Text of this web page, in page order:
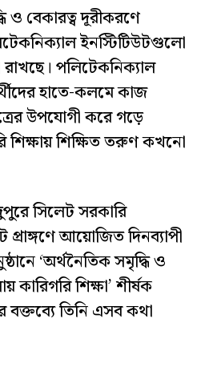
ও বেকারত্ব দূরীকরণে
ইনস্টিটিউটগুলো
পলিটেকনিক্যাল
হাতে-কলমে কাজ
উপযোগী করে গড়ে
শিক্ষিত তরুণ কখনো
সিলেট সরকারি
আয়োজিত দিনব্যাপী
‘অর্থনৈতিক সমৃদ্ধি ও
কারিগরি শিক্ষা’ শীর্ষক
বক্তব্যে তিনি এসব কথা